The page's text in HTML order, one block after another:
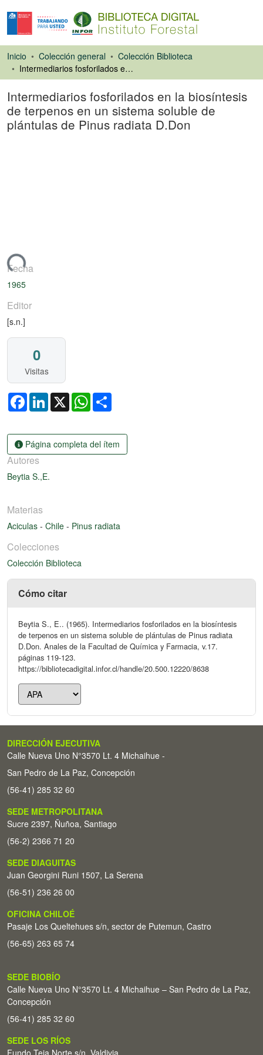
Inicio Colección general
Colección Biblioteca
Intermediarios fosforilados en la biosíntesis de terpenos en un sistema soluble de plántulas de Pinus radiata D.Don
Intermediarios fosforilados en la biosíntesis
de terpenos en un sistema soluble de
plántulas de Pinus radiata D.Don
Fecha
1965
Editor
[s.n.]
0
Visitas
FacebookLinkedIn
X WhatsApp
Página completa del ítem
Autores
Beytia S.,E.
Materias
Aciculas - Chile - Pinus radiata
Colecciones
Colección Biblioteca
Cómo citar
Beytia S., E.. (1965). Intermediarios fosforilados en la biosíntesis
de terpenos en un sistema soluble de plántulas de Pinus radiata
D.Don. Anales de la Facultad de Química y Farmacia, v.17.
páginas 119-123.
https://bibliotecadigital.infor.cl/handle/20.500.12220/8638
DIRECCIÓN EJECUTIVA
Calle Nueva Uno N°3570 Lt. 4 Michaihue -
San Pedro de La Paz, Concepción
(56-41) 285 32 60
SEDE METROPOLITANA
Sucre 2397, Ñuñoa, Santiago
(56-2) 2366 71 20
SEDE DIAGUITAS
Juan Georgini Runi 1507, La Serena
(56-51) 236 26 00
OFICINA CHILOÉ
Pasaje Los Queltehues s/n, sector de Putemun, Castro
(56-65) 263 65 74
SEDE BIOBÍO
Calle Nueva Uno N°3570 Lt. 4 Michaihue – San Pedro de La Paz,
Concepción
(56-41) 285 32 60
SEDE LOS RÍOS
Fundo Teja Norte s/n. Valdivia